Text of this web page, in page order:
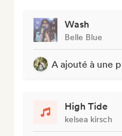
Wash
Belle Blue
A ajouté à une
High Tide
kelsea kirsch